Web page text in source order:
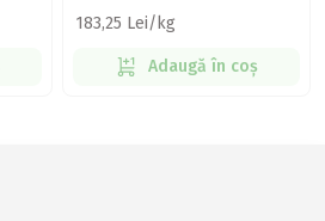
183,25 Lei/kg
Adaugă în coș